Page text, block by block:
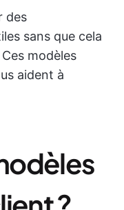
des
sans que cela
modèles
aident à